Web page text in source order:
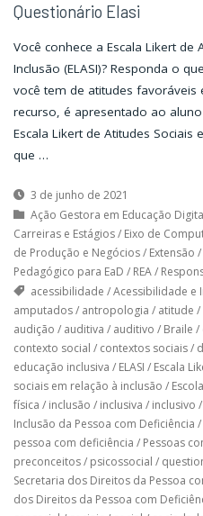
Questionário Elasi
Você conhece a Escala Likert de
Inclusão (ELASI)? Responda o
você tem de atitudes favoráveis
recurso, é apresentado ao
Escala Likert de Atitudes Sociais
que …
3 de junho de 2021
Ação Gestora em Educação
Carreiras e Estágios/ Eixo de
de Produção e Negócios/ Extensão /
Pedagógico para EaD / REA/
acessibilidade /Acessibilidade e
amputados/ antropologia / atitude /
audição / auditiva / auditivo / Braile /
contexto social / contextos sociais/
educação inclusiva / ELASI / Escala
sociais em relação à inclusão /
física / inclusão / inclusiva / inclusivo /
Inclusão da Pessoa com Deficiência /
pessoa com deficiência / Pessoas
preconceitos/ psicossocial /
Secretaria dos Direitos da Pessoa
dos Direitos da Pessoa com